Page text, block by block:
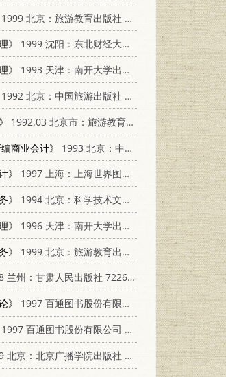
1999 北京：旅游教育出版社 7563708022
》
1999 沈阳：东北财经大学出版社 7810445405
》
1993 天津：南开大学出版社 7310006305
1992 北京：中国旅游出版社 7503205873
1992.03 北京市：旅游教育出版社 7563703942
商业会计》
1993 北京：中国经济出版社 7500723176
》
1997 上海：上海世界图书出版公司 7506232219
》
1994 北京：科学技术文献出版社 7502321292
》
1996 天津：南开大学出版社 7310009177
》
1999 北京：旅游教育出版社 7563708030
兰州：甘肃人民出版社 7226004046
》
1997 百通图书股份有限公司 9578020503
1997 百通图书股份有限公司 9578020473
京：北京广播学院出版社 7810041908